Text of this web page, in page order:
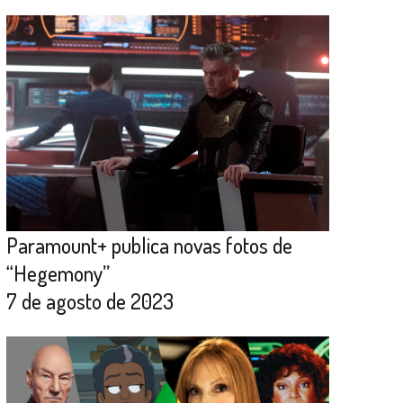
Paramount+ publica novas fotos de
“Hegemony”
7 de agosto de 2023